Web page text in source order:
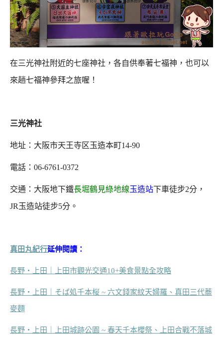
在三光神社附近的七座神社，各自供奉著七福神，也可以
來趟七福神參拜之旅喔！
三光神社
地址：大阪市天王寺区玉造本町14-90
電話：06-6761-0372
交通：大阪地下鐵長堀鶴見綠地線玉造站下車徒步2分，
JR玉造站徒步5分。
真田丸紀行延伸閱讀：
長野‧上田｜上田市觀光交通10+美食景點全攻略
長野‧上田｜そば処千本桜 ~ 六文錢家紋天婦羅、真田三代蕎
麥麵
長野‧上田｜上田城跡公園 ~ 春天千本櫻祭、上田合戰不落城